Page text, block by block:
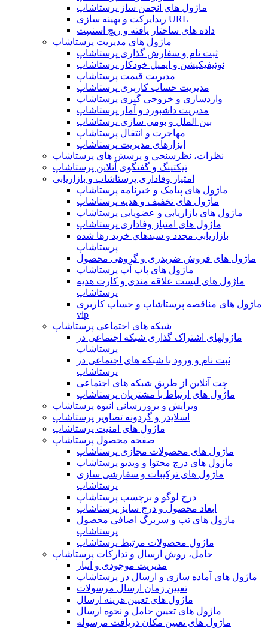
ماژول های انجمن ساز پرستاشاپ
ریدایرکت و بهینه سازی URL
داده های ساختار یافته و ریچ اسنیپت
ماژول های مدیریت پرستاشاپ
ثبت نام و سفارش گذاری پرستاشاپ
نوتیفیکیشن و ایمیل خودکار پرستاشاپ
مدیریت قیمت پرستاشاپ
مدیریت حساب کاربری پرستاشاپ
واردسازی و خروجی گیری پرستاشاپ
مدیریت داشبورد و آمار پرستاشاپ
بین الملل و بومی سازی پرستاشاپ
مهاجرت و انتقال پرستاشاپ
ابزارهای مدیریت پرستاشاپ
نظرات، نظرسنجی و پرسش های پرستاشاپ
تیکتینگ و گفتگوی آنلاین پرستاشاپ
امتیاز وفاداری پرستاشاپ و بازاریابی
ماژول های پیامک و خبرنامه پرستاشاپ
ماژول های تخفیف و هدیه پرستاشاپ
ماژول های بازاریابی و عضویابی پرستاشاپ
ماژول های امتیاز وفاداری پرستاشاپ
بازاریابی مجدد و سبدهای خرید رها شده
پرستاشاپ
ماژول های فروش ضربدری و گروهی محصول
ماژول های پاپ آپ پرستاشاپ
ماژول های لیست علاقه مندی و کارت هدیه
پرستاشاپ
ماژول های مناقصه پرستاشاپ و حساب کاربری
vip
شبکه های اجتماعی پرستاشاپ
ماژولهای اشتراک‌ گذاری شبکه اجتماعی در
پرستاشاپ
ثبت نام و ورود با شبکه های اجتماعی در
پرستاشاپ
چت آنلاین از طریق شبکه های اجتماعی
ماژول های ارتباط با مشتریان پرستاشاپ
ویرایش و بروزرسانی انبوه پرستاشاپ
اسلایدر و گردونه تصاویر پرستاشاپ
ماژول های امنیت پرستاشاپ
صفحه محصول پرستاشاپ
ماژول های محصولات مجازی پرستاشاپ
ماژول های درج محتوا و ویدیو پرستاشاپ
ماژول های ترکیبات و سفارشی سازی
پرستاشاپ
درج لوگو و برچسب پرستاشاپ
ابعاد محصول و درج سایز پرستاشاپ
ماژول های تب و سربرگ اضافی محصول
پرستاشاپ
ماژول محصولات مرتبط پرستاشاپ
حامل، روش ارسال و تدارکات پرستاشاپ
مدیریت موجودی و انبار
ماژول های آماده سازی و ارسال در پرستاشاپ
تعیین زمان ارسال مرسولات
ماژول های تعیین هزینه ارسال
ماژول های تعیین حامل و نحوه ارسال
ماژول های تعیین مکان دریافت مرسوله